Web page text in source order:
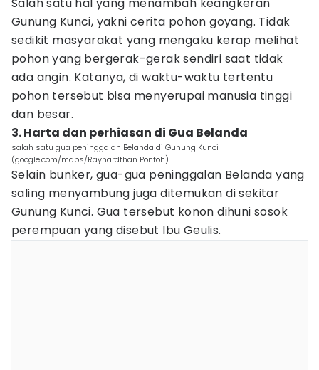
Gunung Kunci, yakni cerita pohon goyang. Tidak
sedikit masyarakat yang mengaku kerap melihat
pohon yang bergerak-gerak sendiri saat tidak
ada angin. Katanya, di waktu-waktu tertentu
pohon tersebut bisa menyerupai manusia tinggi
dan besar.
3. Harta dan perhiasan di Gua Belanda
salah satu gua peninggalan Belanda di Gunung Kunci
(google.com/maps/Raynardthan Pontoh)
Selain bunker, gua-gua peninggalan Belanda yang
saling menyambung juga ditemukan di sekitar
Gunung Kunci. Gua tersebut konon dihuni sosok
perempuan yang disebut Ibu Geulis.